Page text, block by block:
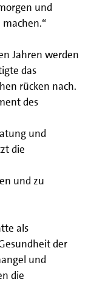
und
Jahren werden
das
rücken nach.
des
und
die
und zu
als
der
und
die